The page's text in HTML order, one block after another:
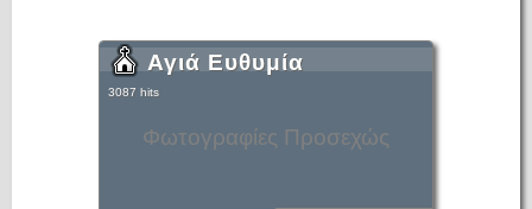
Φωτογραφίες Προσεχώς
Αγιά Ευθυμία
3087 hits